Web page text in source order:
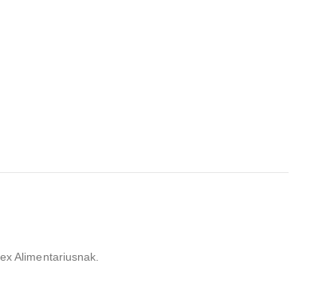
Alimentariusnak.